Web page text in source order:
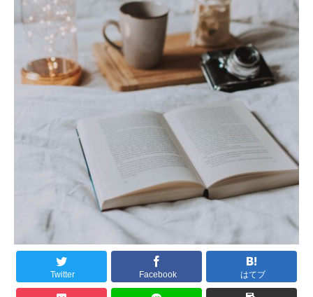
Twitter Facebook はてブ